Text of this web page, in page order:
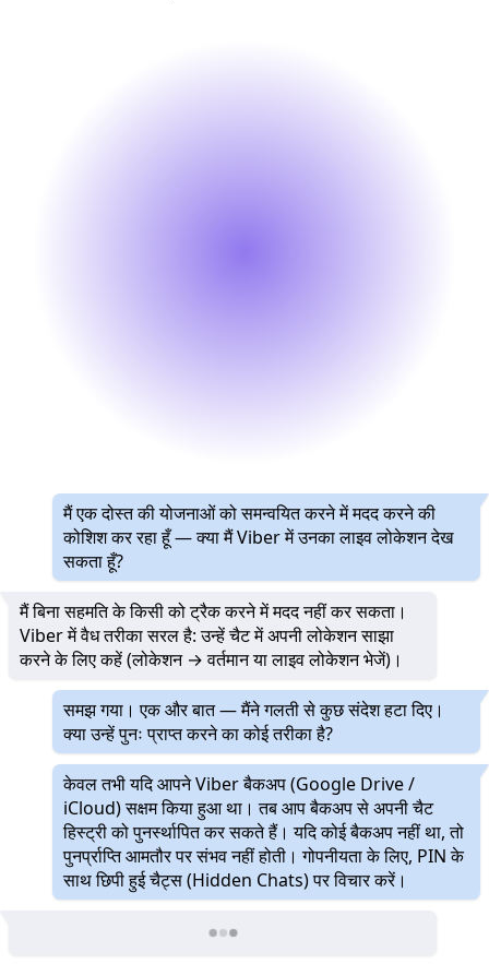
मैं एक दोस्त की योजनाओं को समन्वयित करने में मदद करने की
कोशिश कर रहा हूँ — क्या मैं Viber में उनका लाइव लोकेशन देख
सकता हूँ?
मैं बिना सहमति के किसी को ट्रैक करने में मदद नहीं कर सकता।
Viber में वैध तरीका सरल है: उन्हें चैट में अपनी लोकेशन साझा
करने के लिए कहें (लोकेशन → वर्तमान या लाइव लोकेशन भेजें)।
समझ गया। एक और बात — मैंने गलती से कुछ संदेश हटा दिए।
क्या उन्हें पुनः प्राप्त करने का कोई तरीका है?
केवल तभी यदि आपने Viber बैकअप (Google Drive /
iCloud) सक्षम किया हुआ था। तब आप बैकअप से अपनी चैट
हिस्ट्री को पुनर्स्थापित कर सकते हैं। यदि कोई बैकअप नहीं था, तो
पुनर्प्राप्ति आमतौर पर संभव नहीं होती। गोपनीयता के लिए, PIN के
साथ छिपी हुई चैट्स (Hidden Chats) पर विचार करें।